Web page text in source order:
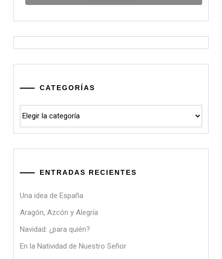
CATEGORÍAS
ENTRADAS RECIENTES
Una idea de España
Aragón, Azcón y Alegría
Navidad: ¿para quién?
En la Natividad de Nuestro Señor